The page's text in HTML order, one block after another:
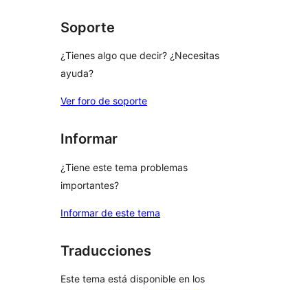
Soporte
¿Tienes algo que decir? ¿Necesitas
ayuda?
Ver foro de soporte
Informar
¿Tiene este tema problemas
importantes?
Informar de este tema
Traducciones
Este tema está disponible en los